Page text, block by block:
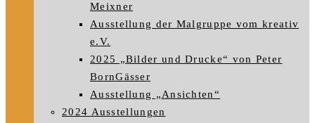
Meixner
Ausstellung der Malgruppe vom kreativ
e.V.
2025 „Bilder und Drucke“ von Peter
BornGässer
Ausstellung „Ansichten“
2024 Ausstellungen